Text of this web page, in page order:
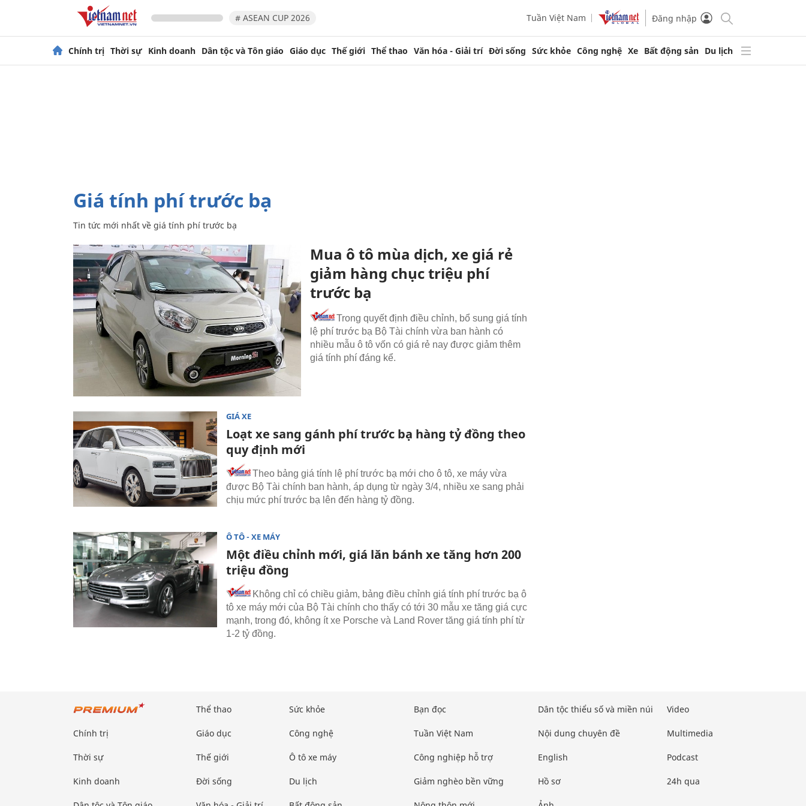
# ASEAN CUP 2026 Tuần Việt Nam Đăng nhập
Chính trị Thời sự Kinh doanh Dân tộc và Tôn giáo Giáo dục Thế giới Thể thao Văn hóa - Giải trí Đời sống Sức khỏe Công nghệ Xe Bất động sản Du lịch
giá tính phí trước bạ
Tin tức mới nhất về giá tính phí trước bạ
Mua ô tô mùa dịch, xe giá rẻ
giảm hàng chục triệu phí
trước bạ
Trong quyết định điều chỉnh, bổ sung giá tính
lệ phí trước bạ Bộ Tài chính vừa ban hành có
nhiều mẫu ô tô vốn có giá rẻ nay được giảm thêm
giá tính phí đáng kể.
GIÁ XE
Loạt xe sang gánh phí trước bạ hàng tỷ đồng theo
quy định mới
Theo bảng giá tính lệ phí trước bạ mới cho ô tô, xe máy vừa
được Bộ Tài chính ban hành, áp dụng từ ngày 3/4, nhiều xe sang phải
chịu mức phí trước bạ lên đến hàng tỷ đồng.
Ô TÔ - XE MÁY
Một điều chỉnh mới, giá lăn bánh xe tăng hơn 200
triệu đồng
Không chỉ có chiều giảm, bảng điều chỉnh giá tính phí trước bạ ô
tô xe máy mới của Bộ Tài chính cho thấy có tới 30 mẫu xe tăng giá cực
mạnh, trong đó, không ít xe Porsche và Land Rover tăng giá tính phí từ
1-2 tỷ đồng.
Chính trị
Thời sự
Kinh doanh
Thể thao
Giáo dục
Thế giới
Đời sống
Sức khỏe
Công nghệ
Ô tô xe máy
Du lịch
Bạn đọc
Tuần Việt Nam
Công nghiệp hỗ trợ
Giảm nghèo bền vững
Dân tộc thiểu số và miền núi
Nội dung chuyên đề
English
Hồ sơ
Video
Multimedia
Podcast
24h qua